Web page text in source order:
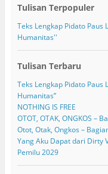
Tulisan Terpopuler
Teks Lengkap Pidato Paus
Humanitas''
Tulisan Terbaru
Teks Lengkap Pidato Paus
Humanitas”
NOTHING IS FREE
OTOT, OTAK, ONGKOS –
Otot, Otak, Ongkos –
Yang Aku Dapat dari Dirty
Pemilu 2029